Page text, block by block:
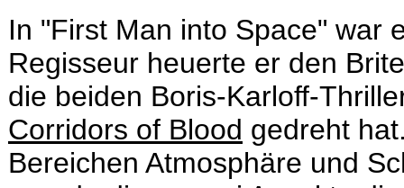
In "First Man into Space" war
Regisseur heuerte er den
die beiden Boris-Karloff-
Corridors of Blood gedreht
Bereichen Atmosphäre und